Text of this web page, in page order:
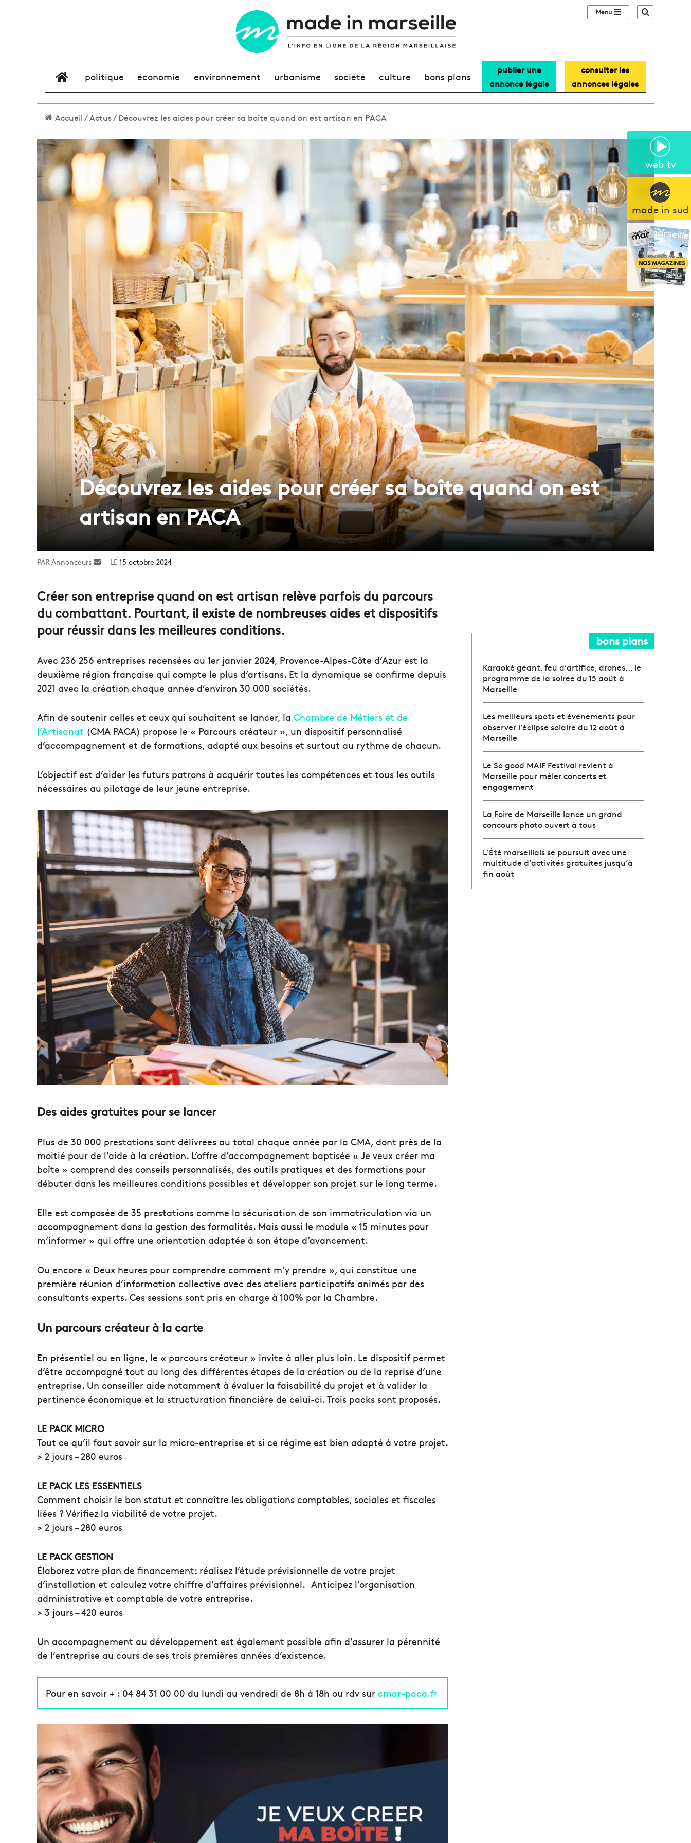
web tv
made in sud
Sidebar (barre
élément de menu
politique économie environnement urbanisme société culture bons plans
publier une
annonce légale
consulter les
annonces légales
Accueil/Actus/Découvrez les aides pour créer sa boîte quand on est artisan en PACA
Découvrez les aides pour créer sa boîte quand on est
artisan en PACA
Annonceurs
Envoyer15 octobre 2024
Créer son entreprise quand on est artisan relève parfois du parcours
du combattant. Pourtant, il existe de nombreuses aides et dispositifs
pour réussir dans les meilleures conditions.
Avec 236 256 entreprises recensées au 1er janvier 2024, Provence-Alpes-Côte d’Azur est la
deuxième région française qui compte le plus d’artisans. Et la dynamique se confirme depuis
2021 avec la création chaque année d’environ 30 000 sociétés.
Afin de soutenir celles et ceux qui souhaitent se lancer, la Chambre de Métiers et de
l’Artisanat (CMA PACA) propose le « Parcours créateur », un dispositif personnalisé
d’accompagnement et de formations, adapté aux besoins et surtout au rythme de chacun.
L’objectif est d’aider les futurs patrons à acquérir toutes les compétences et tous les outils
nécessaires au pilotage de leur jeune entreprise.
Des aides gratuites pour se lancer
Plus de 30 000 prestations sont délivrées au total chaque année par la CMA, dont près de la
moitié pour de l’aide à la création. L’offre d’accompagnement baptisée « Je veux créer ma
boîte » comprend des conseils personnalisés, des outils pratiques et des formations pour
débuter dans les meilleures conditions possibles et développer son projet sur le long terme.
Elle est composée de 35 prestations comme la sécurisation de son immatriculation via un
accompagnement dans la gestion des formalités. Mais aussi le module « 15 minutes pour
m’informer » qui offre une orientation adaptée à son étape d’avancement.
Ou encore « Deux heures pour comprendre comment m’y prendre », qui constitue une
première réunion d’information collective avec des ateliers participatifs animés par des
consultants experts. Ces sessions sont pris en charge à 100% par la Chambre.
Un parcours créateur à la carte
En présentiel ou en ligne, le « parcours créateur » invite à aller plus loin. Le dispositif permet
d’être accompagné tout au long des différentes étapes de la création ou de la reprise d’une
entreprise. Un conseiller aide notamment à évaluer la faisabilité du projet et à valider la
pertinence économique et la structuration financière de celui-ci. Trois packs sont proposés.
LE PACK MICRO
Tout ce qu’il faut savoir sur la micro-entreprise et si ce régime est bien adapté à votre projet.
> 2 jours – 280 euros
LE PACK LES ESSENTIELS
Comment choisir le bon statut et connaître les obligations comptables, sociales et fiscales
liées ? Vérifiez la viabilité de votre projet.
> 2 jours – 280 euros
LE PACK GESTION
Élaborez votre plan de financement: réalisez l’étude prévisionnelle de votre projet
d’installation et calculez votre chiffre d’affaires prévisionnel. Anticipez l’organisation
administrative et comptable de votre entreprise.
> 3 jours – 420 euros
Un accompagnement au développement est également possible afin d’assurer la pérennité
de l’entreprise au cours de ses trois premières années d’existence.
Pour en savoir + : 04 84 31 00 00 du lundi au vendredi de 8h à 18h ou rdv sur cmar-paca.fr
bons plans
Karaoké géant, feu d’artifice, drones… le
programme de la soirée du 15 août à
Marseille
Les meilleurs spots et événements pour
observer l’éclipse solaire du 12 août à
Marseille
Le So good MAIF Festival revient à
Marseille pour mêler concerts et
engagement
La Foire de Marseille lance un grand
concours photo ouvert à tous
L’Été marseillais se poursuit avec une
multitude d’activités gratuites jusqu’à
fin août